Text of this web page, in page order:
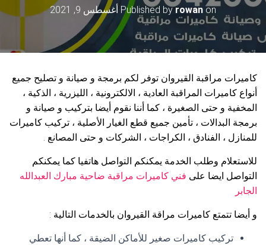
Published byrowan on أغسطس 9, 2021
كاميرات مراقبة القيروان توفر لكم برمجة و صيانة و تصليح جميع
أنواع كاميرات المراقبة العادية ، الالكترونية ، الليزرية ، الذكية ،
المخفية و حتى الصغيرة ، كما أننا نقوم أيضا بتركيب و صيانة و
برمجة البدالات ، تأمين جميع قطع الغيار الأصلية ، تركيب كاميرات
للمنازل ، الفنادق ، الكراجات ، الشركات و حتى المصانع .
للاستعلام وطلب الخدمة يمكنكم التواصل هاتفيا كما يمكنكم
التواصل ايضا على فني كاميرات مراقبة ضاحية مبارك العبدالله
الجابر
و أيضا تتمتع كاميرات مراقة القيروان بالخدمات التالية :
تركيب كاميرات صغير للأماكن الضيقة ، كما أنها تعطي